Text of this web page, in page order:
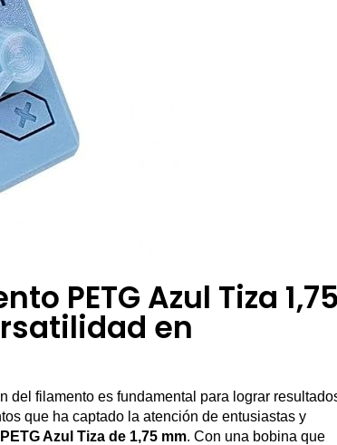
PETG Azul Tiza 1,75
en
del filamento es fundamental para lograr
que ha captado la atención de entusiastas y
Azul Tiza de 1,75 mm. Con una bobina que